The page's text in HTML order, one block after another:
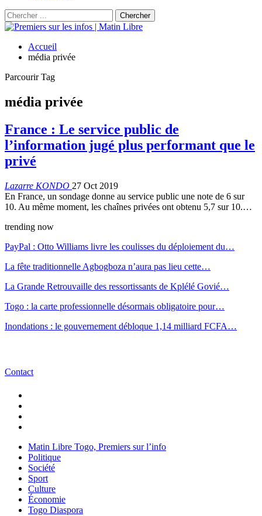
Accueil
média privée
Parcourir Tag
média privée
France : Le service public de
l’information jugé plus performant que le
privé
Lazarre KONDO 27 Oct 2019
En France, un sondage donne au service public une note de 6 sur
10. Au même moment, les chaînes privées ont obtenu 5,7 sur 10.…
trending now
PayPal : Otto Williams livre les coulisses du déploiement du…
La fête traditionnelle Agbogboza n’aura pas lieu cette…
La Grande Retrouvaille des ressortissants de Kplélé Govié…
Togo : la carte professionnelle désormais obligatoire pour…
Inondations : le gouvernement débloque 1,14 milliard FCFA…
Contact
Matin Libre Togo, Premiers sur l’info
Politique
Société
Sport
Culture
Économie
Togo Diaspora